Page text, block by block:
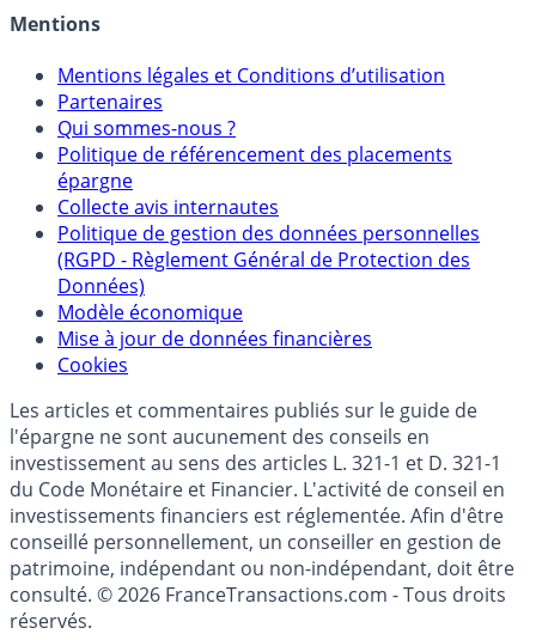
Crédit immobilier
Mentions
Mentions légales et Conditions d’utilisation
Partenaires
Qui sommes-nous ?
Politique de référencement des placements
épargne
Collecte avis internautes
Politique de gestion des données personnelles
(RGPD - Règlement Général de Protection des
Données)
Modèle économique
Cookies
Les articles et commentaires publiés sur le guide de
l'épargne ne sont aucunement des conseils en
investissement au sens des articles L. 321-1 et D. 321-1
du Code Monétaire et Financier. L'activité de conseil en
investissements financiers est réglementée. Afin d'être
conseillé personnellement, un conseiller en gestion de
patrimoine, indépendant ou non-indépendant, doit être